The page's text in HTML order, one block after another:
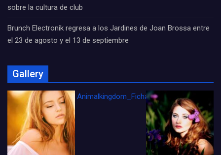
sobre la cultura de club
Brunch Electronik regresa a los Jardines de Joan Brossa entre
el 23 de agosto y el 13 de septiembre
Gallery
Animalkingdom_FichaCine